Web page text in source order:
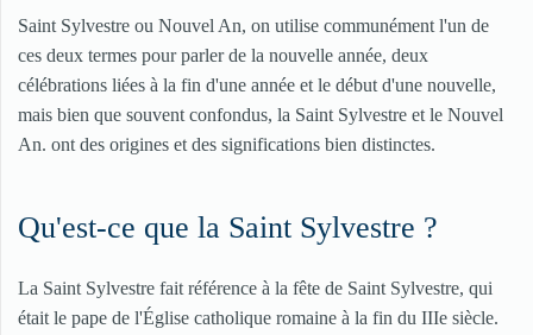
Saint Sylvestre ou Nouvel An, on utilise communément l'un de
ces deux termes pour parler de la nouvelle année, deux
célébrations liées à la fin d'une année et le début d'une nouvelle,
mais bien que souvent confondus, la Saint Sylvestre et le Nouvel
An. ont des origines et des significations bien distinctes.
Qu'est-ce que la Saint Sylvestre ?
La Saint Sylvestre fait référence à la fête de Saint Sylvestre, qui
était le pape de l'Église catholique romaine à la fin du IIIe siècle.